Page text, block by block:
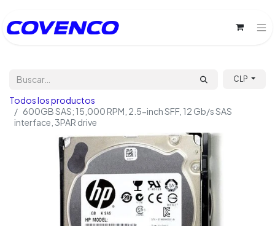
CLP
Todos los productos
600GB SAS; 15,000 RPM, 2.5-inch SFF, 12 Gb/s SAS
interface, 3PAR drive